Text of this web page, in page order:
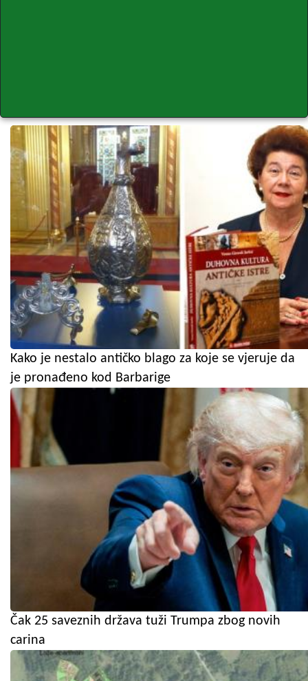
Kako je nestalo antičko blago za koje se vjeruje da
je pronađeno kod Barbarige
Čak 25 saveznih država tuži Trumpa zbog novih
carina